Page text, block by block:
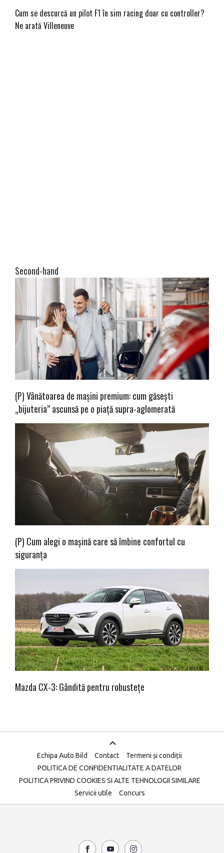
Cum se descurcă un pilot F1 în sim racing doar cu controller?
Ne arată Villeneuve
Second-hand
(P) Vânătoarea de mașini premium: cum găsești
„bijuteria” ascunsă pe o piață supra-aglomerată
(P) Cum alegi o mașină care să îmbine confortul cu
siguranța
Mazda CX-3: Gândită pentru robustețe
Echipa Auto Bild Contact
Termeni și condiții
POLITICA DE CONFIDENTIALITATE A DATELOR
POLITICA PRIVIND COOKIES SI ALTE TEHNOLOGII SIMILARE
Servicii utile
Concurs